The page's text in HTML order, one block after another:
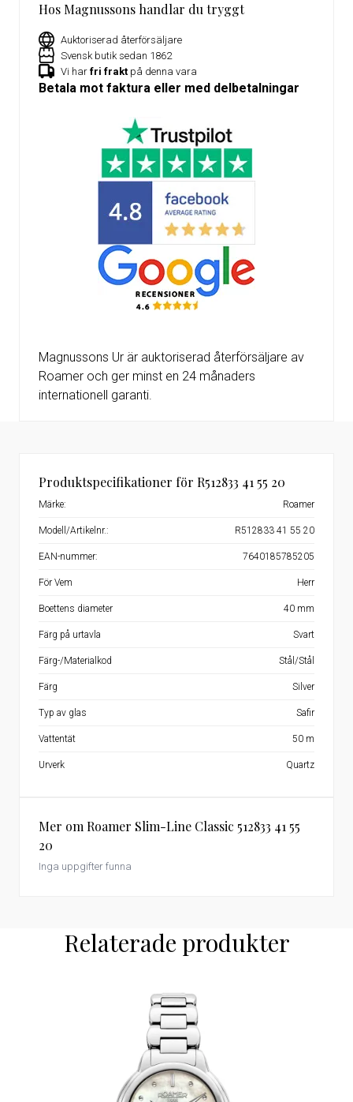
Hos Magnussons handlar du tryggt
Auktoriserad återförsäljare
Svensk butik sedan 1862
Vi har fri frakt på denna vara
Betala mot faktura eller med delbetalningar
Magnussons Ur är auktoriserad återförsäljare av
Roamer och ger minst en 24 månaders
internationell garanti.
Mer om Roamer Slim-Line Classic 512833 41 55
20
Inga uppgifter funna
Produktspecifikationer för R512833 41 55 20
Märke: Roamer
Modell/Artikelnr.: R512833 41 55 20
EAN-nummer: 7640185785205
För Vem Herr
Boettens diameter 40 mm
Färg på urtavla Svart
Färg-/Materialkod Stål/Stål
Färg Silver
Typ av glas Safir
Vattentät 50 m
Urverk Quartz
Relaterade produkter